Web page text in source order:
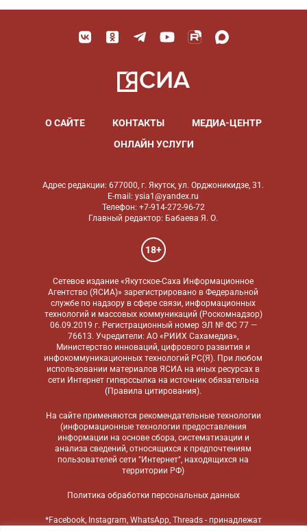
О САЙТЕ КОНТАКТЫ
МЕДИА-ЦЕНТР
ОНЛАЙН УСЛУГИ
Адрес редакции: 677000, г. Якутск, ул. Орджоникидзе, 31.
E-mail: ysia1@yandex.ru
Телефон: +7-914-272-96-72
Главный редактор: Бабаева Я. О.
18+
Сетевое издание «Якутское-Саха Информационное
Агентство (ЯСИА)» зарегистрировано в Федеральной
службе по надзору в сфере связи, информационных
технологий и массовых коммуникаций (Роскомнадзор)
06.09.2019 г. Регистрационный номер ЭЛ № ФС 77 —
76613. Учредители: АО «РИИХ Сахамедиа»,
Министерство инноваций, цифрового развития и
инфокоммуникационных технологий РС(Я). При любом
использовании материалов ЯСИА на иных ресурсах в
сети Интернет гиперссылка на источник обязательна
(Правила цитирования).
На сайте применяются рекомендательные технологии
(информационные технологии предоставления
информации на основе сбора, систематизации и
анализа сведений, относящихся к предпочтениям
пользователей сети "Интернет", находящихся на
территории РФ)
Политика обработки персональных данных
*Facebook, Instagram, WhatsApp, Threads - принадлежат